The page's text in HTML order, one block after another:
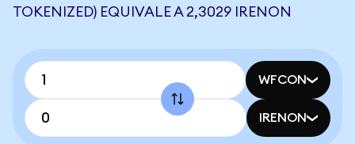
TOKENIZED) EQUIVALE A 2,3029 IRENON
WFCON
IRENON